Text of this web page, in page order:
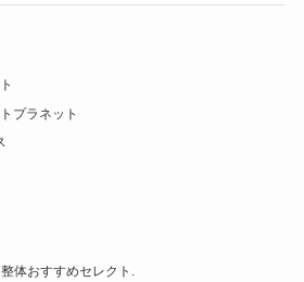
体おすすめセレクト.
プラネット